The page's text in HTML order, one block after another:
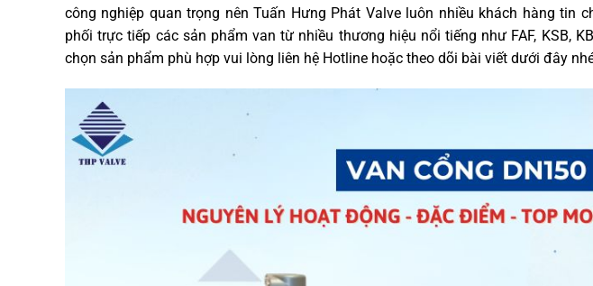
công nghiệp quan trọng nên Tuấn Hưng Phát Valve luôn nhiều khách hàng tin
phối trực tiếp các sản phẩm van từ nhiều thương hiệu nổi tiếng như FAF, KSB,
chọn sản phẩm phù hợp vui lòng liên hệ Hotline hoặc theo dõi bài viết dưới đây